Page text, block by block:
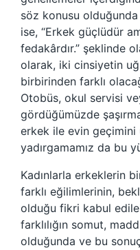
söz konusu olduğunda
ise, “Erkek güçlüdür
fedakârdır.” şeklinde
olarak, iki cinsiyetin
birbirinden farklı
Otobüs, okul servisi
gördüğümüzde
erkek ile evin geçimini
yadırgamamız da bu
Kadınlarla erkeklerin
farklı eğilimlerinin,
olduğu fikri kabul
farklılığın somut,
olduğunda ve bu